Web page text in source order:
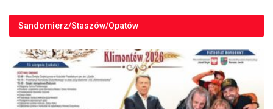
Sandomierz/Staszów/Opatów